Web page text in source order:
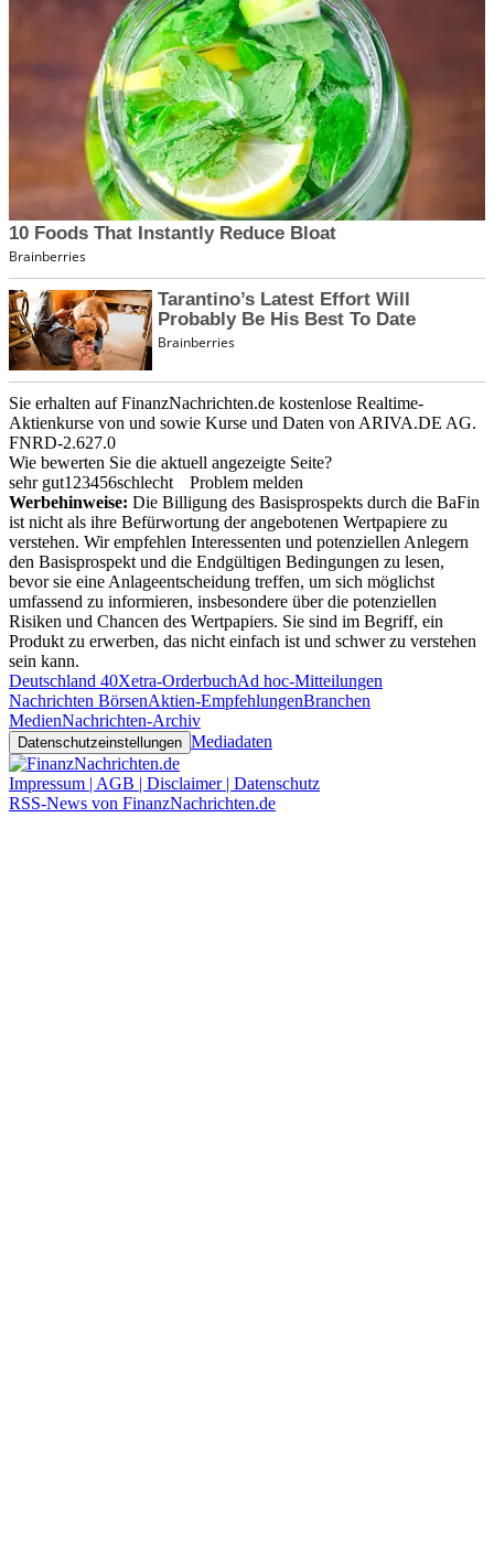
Sie erhalten auf FinanzNachrichten.de kostenlose Realtime-
Aktienkurse von und sowie Kurse und Daten von ARIVA.DE AG.
FNRD-2.627.0
Wie bewerten Sie die aktuell angezeigte Seite?
sehr gut1 23456schlecht
Problem melden
Werbehinweise: Die Billigung des Basisprospekts durch die BaFin
ist nicht als ihre Befürwortung der angebotenen Wertpapiere zu
verstehen. Wir empfehlen Interessenten und potenziellen Anlegern
den Basisprospekt und die Endgültigen Bedingungen zu lesen,
bevor sie eine Anlageentscheidung treffen, um sich möglichst
umfassend zu informieren, insbesondere über die potenziellen
Risiken und Chancen des Wertpapiers. Sie sind im Begriff, ein
Produkt zu erwerben, das nicht einfach ist und schwer zu verstehen
sein kann.
Deutschland 40Xetra-OrderbuchAd hoc-Mitteilungen
Nachrichten BörsenAktien-EmpfehlungenBranchen
MedienNachrichten-Archiv
Datenschutzeinstellungen Mediadaten
Impressum | AGB | Disclaimer | Datenschutz
RSS-News von FinanzNachrichten.de